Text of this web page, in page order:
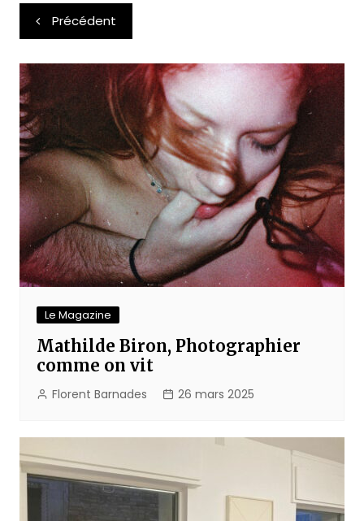
Navigation
de
l’article
Précédent
Le Magazine
Mathilde Biron, Photographier
comme on vit
Florent Barnades 26 mars 2025